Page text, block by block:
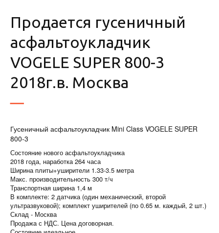
Продается гусеничный
асфальтоукладчик
VOGELE SUPER 800-3
2018г.в. Москва
Гусеничный асфальтоукладчик Mini Class VOGELE SUPER
800-3
Состояние нового асфальтоукладчика
2018 года, наработка 264 часа
Ширина плиты+уширители 1.33-3.5 метра
Макс. производительность 300 т/ч
Транспортная ширина 1,4 м
В комплекте: 2 датчика (один механический, второй
ультразвуковой); комплект уширителей (по 0.65 м. каждый, 2 шт.)
Склад - Москва
Продажа с НДС. Цена договорная.